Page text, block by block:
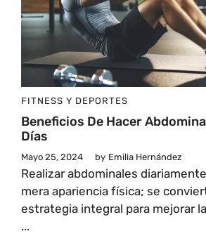
FITNESS Y DEPORTES
Beneficios De Hacer
Días
Mayo 25, 2024 by Emilia Hernández
Realizar abdominales
mera apariencia física; se
estrategia integral para mejorar
...